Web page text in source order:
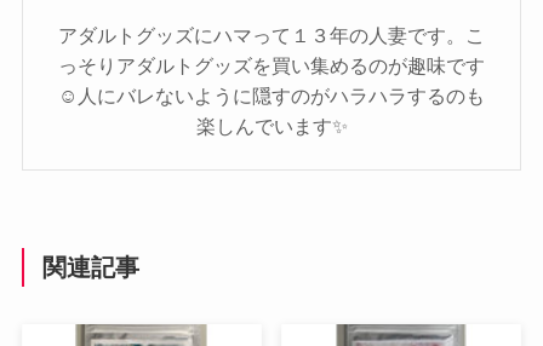
アダルトグッズにハマって１３年の人妻です。こ
っそりアダルトグッズを買い集めるのが趣味です
☺️人にバレないように隠すのがハラハラするのも
楽しんでいます✨️
関連記事